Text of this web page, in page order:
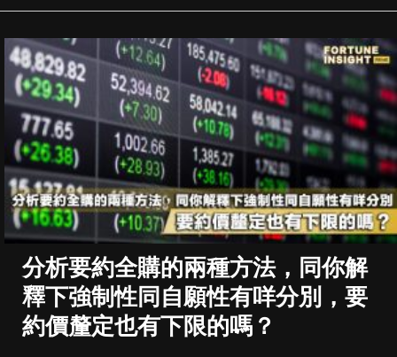
分析要約全購的兩種方法，同你解
釋下強制性同自願性有咩分別，要
約價釐定也有下限的嗎？